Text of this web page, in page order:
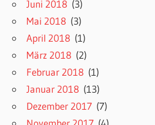
Juni 2018 (3)
Mai 2018 (3)
April 2018 (1)
März 2018 (2)
Februar 2018 (1)
Januar 2018 (13)
Dezember 2017 (7)